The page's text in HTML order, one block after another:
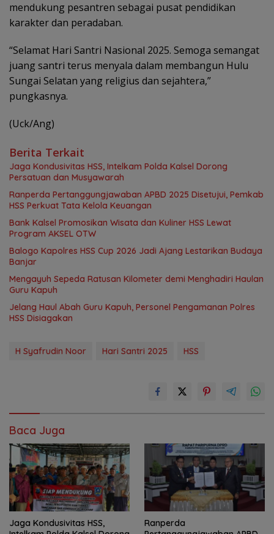
mendukung pesantren sebagai pusat pendidikan
karakter dan peradaban.
“Selamat Hari Santri Nasional 2025. Semoga semangat
juang santri terus menyala dalam membangun Hulu
Sungai Selatan yang religius dan sejahtera,”
pungkasnya.
(Uck/Ang)
Berita Terkait
Jaga Kondusivitas HSS, Intelkam Polda Kalsel Dorong
Persatuan dan Musyawarah
Ranperda Pertanggungjawaban APBD 2025 Disetujui, Pemkab
HSS Perkuat Tata Kelola Keuangan
Bank Kalsel Promosikan Wisata dan Kuliner HSS Lewat
Program AKSEL OTW
Balogo Kapolres HSS Cup 2026 Jadi Ajang Lestarikan Budaya
Banjar
Mengayuh Sepeda Ratusan Kilometer demi Menghadiri Haulan
Guru Kapuh
Jelang Haul Abah Guru Kapuh, Personel Pengamanan Polres
HSS Disiagakan
H Syafrudin Noor Hari Santri 2025 HSS
Baca Juga
Jaga Kondusivitas HSS,
Ranperda